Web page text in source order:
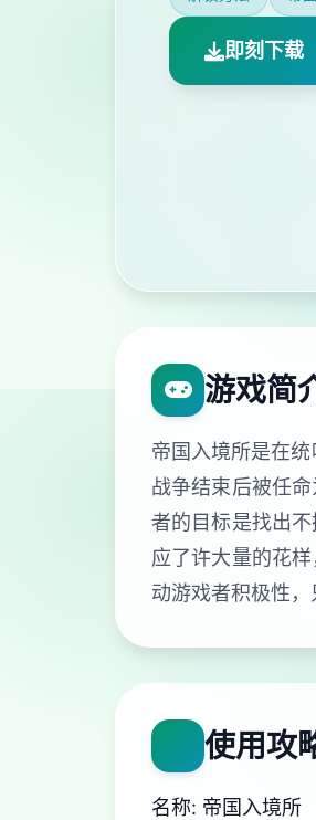
即刻下载
游戏简
帝国入境所是在
战争结束后被任
者的目标是找出
应了许大量的花
动游戏者积极性
使用攻
名称: 帝国入境所